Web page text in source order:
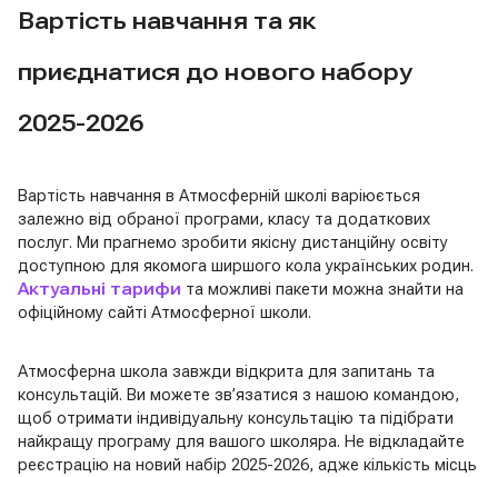
Вартість навчання та як
приєднатися до нового набору
2025-2026
Вартість навчання в Атмосферній школі варіюється
залежно від обраної програми, класу та додаткових
послуг. Ми прагнемо зробити якісну дистанційну освіту
доступною для якомога ширшого кола українських родин.
Актуальні тарифи та можливі пакети можна знайти на
офіційному сайті Атмосферної школи.
Атмосферна школа завжди відкрита для запитань та
консультацій. Ви можете зв’язатися з нашою командою,
щоб отримати індивідуальну консультацію та підібрати
найкращу програму для вашого школяра. Не відкладайте
реєстрацію на новий набір 2025-2026, адже кількість місць